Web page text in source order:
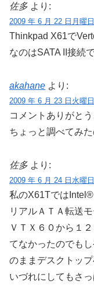
佐多 より:
2009 年 6 月 22 日月曜
Thinkpad X61で
なのはSATA II接続
akahane より:
2009 年 6 月 23 日火曜
コメントありがとう
ちょっと調べてみ
佐多 より:
2009 年 6 月 24 日水曜
私のX61Tでは
リアルＡＴＡ転送
ＶＴＸ６０から１
てなかったのでも
のままデスクトップ
いづれにしてもさっ